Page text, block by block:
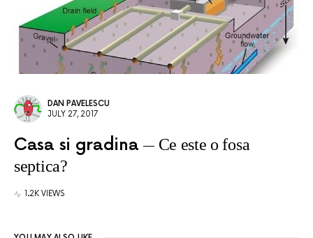
DAN PAVELESCU
JULY 27, 2017
Casa si gradina
Ce este o fosa
septica?
1.2K VIEWS